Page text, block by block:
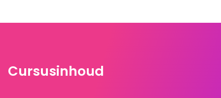
Cursusinhoud